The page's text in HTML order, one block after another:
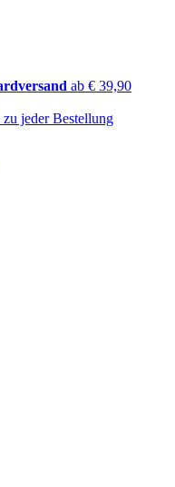
ab € 39,90
zu jeder Bestellung